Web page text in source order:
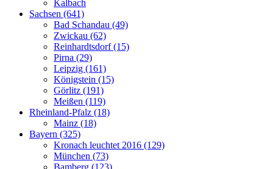
Kalbach
Sachsen (641)
Bad Schandau (49)
Zwickau (62)
Reinhardtsdorf (15)
Pirna (29)
Leipzig (161)
Königstein (15)
Görlitz (191)
Meißen (119)
Rheinland-Pfalz (18)
Mainz (18)
Bayern (325)
Kronach leuchtet 2016 (129)
München (73)
Bamberg (123)